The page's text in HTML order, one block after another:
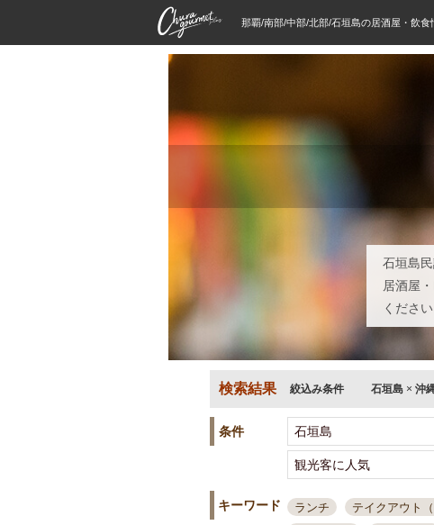
那覇/南部/中部/北部/石垣島の居酒屋・飲食
石垣島
居酒屋
ください
検索結果 絞込み条件 石垣島 × 沖
条件
キーワード ランチ テイクアウト